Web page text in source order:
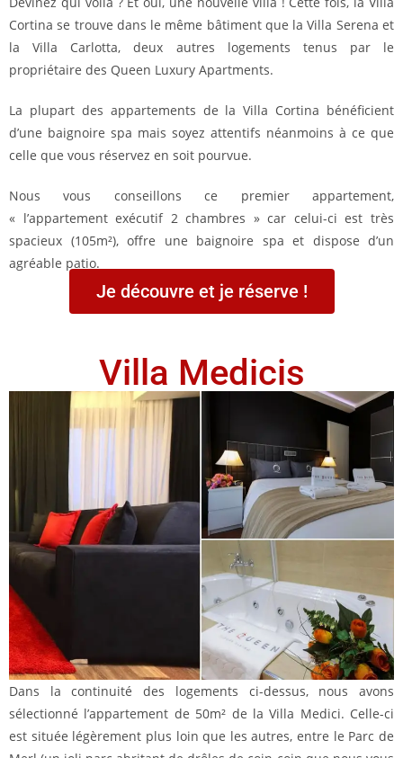
Cortina se trouve dans le même bâtiment que la Villa Serena et
la Villa Carlotta, deux autres logements tenus par le
propriétaire des Queen Luxury Apartments.
La plupart des appartements de la Villa Cortina bénéficient
d’une baignoire spa mais soyez attentifs néanmoins à ce que
celle que vous réservez en soit pourvue.
Nous vous conseillons ce premier appartement,
« l’appartement exécutif 2 chambres » car celui-ci est très
spacieux (105m²), offre une baignoire spa et dispose d’un
agréable patio.
Je découvre et je réserve !
Villa Medicis
Dans la continuité des logements ci-dessus, nous avons
sélectionné l’appartement de 50m² de la Villa Medici. Celle-ci
est située légèrement plus loin que les autres, entre le Parc de